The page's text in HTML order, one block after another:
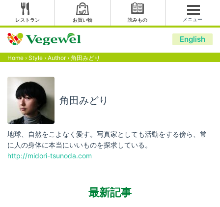
レストラン お買い物 読みもの メニュー
English
Home › Style › Author› 角田みどり
角田みどり
地球、自然をこよなく愛す。写真家としても活動をする傍ら、常
に人の身体に本当にいいものを探求している。
http://midori-tsunoda.com
最新記事